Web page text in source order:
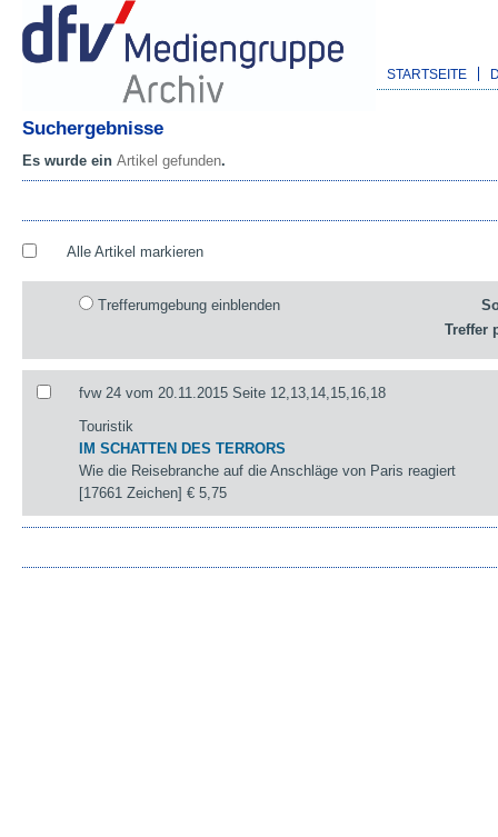
STARTSEITE
Suchergebnisse
Es wurde ein Artikel gefunden.
Alle Artikel markieren
Trefferumgebung einblenden
Treffer
fvw 24 vom 20.11.2015 Seite 12,13,14,15,16,18
Touristik
IM SCHATTEN DES TERRORS
Wie die Reisebranche auf die Anschläge von Paris reagiert
[17661 Zeichen]€ 5,75